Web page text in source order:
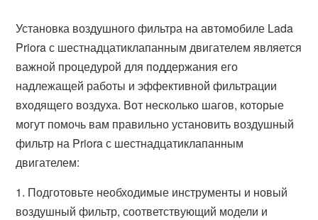
Установка воздушного фильтра на автомобиле Lada
Priora с шестнадцатиклапанным двигателем является
важной процедурой для поддержания его
надлежащей работы и эффективной фильтрации
входящего воздуха. Вот несколько шагов, которые
могут помочь вам правильно установить воздушный
фильтр на Priora с шестнадцатиклапанным
двигателем:
1. Подготовьте необходимые инструменты и новый
воздушный фильтр, соответствующий модели и